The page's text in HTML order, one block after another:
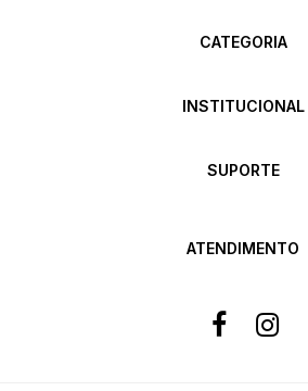
CATEGORIA
INSTITUCIONAL
SUPORTE
ATENDIMENTO